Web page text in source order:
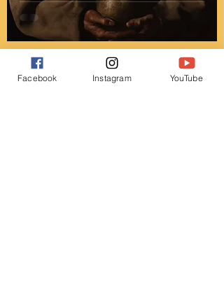
Ana Belén
3 min de lectura
Facebook Instagram YouTube